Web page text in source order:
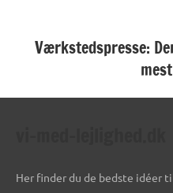
Værkstedspresse:
Her finder du de bedste idéer